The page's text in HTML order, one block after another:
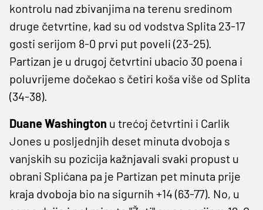
kontrolu nad zbivanjima na terenu sredinom
druge četvrtine, kad su od vodstva Splita 23-17
gosti serijom 8-0 prvi put poveli (23-25).
Partizan je u drugoj četvrtini ubacio 30 poena i
poluvrijeme dočekao s četiri koša više od Splita
(34-38).
Duane Washington u trećoj četvrtini i Carlik
Jones u posljednjih deset minuta dvoboja s
vanjskih su pozicija kažnjavali svaki propust u
obrani Splićana pa je Partizan pet minuta prije
kraja dvoboja bio na sigurnih +14 (63-77). No, u